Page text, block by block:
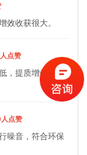
效收获很大。
点赞
，提质增效，长
点赞
噪音，符合环保